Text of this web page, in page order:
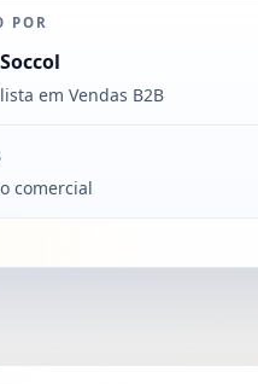
POR
em Vendas B2B
comercial